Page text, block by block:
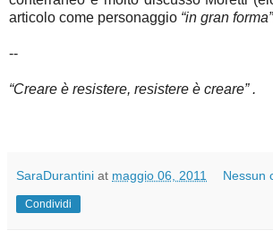
articolo come personaggio “in gran forma”
--
“Creare è resistere, resistere è creare” .
SaraDurantini at maggio 06, 2011 Nessun
Condividi